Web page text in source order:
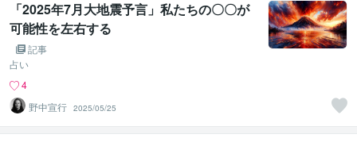
「2025年7月大地震予言」私たちの〇〇が
可能性を左右する
記事
占い
4
野中宣行 2025/05/25